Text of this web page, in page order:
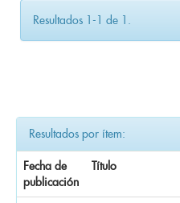
Resultados 1-1 de 1.
Resultados por ítem:
Fecha de
publicación
Título